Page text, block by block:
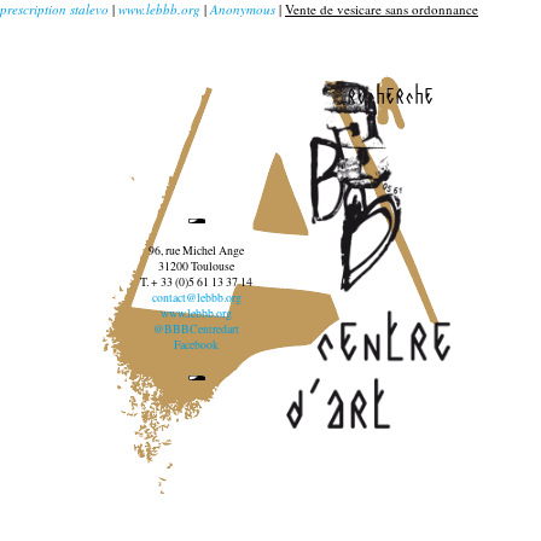
prescription stalevo | www.lebbb.org |Anonymous | Vente de vesicare sans ordonnance
recherche
96, rue Michel Ange
31200 Toulouse
T. + 33 (0)5 61 13 37 14
contact@lebbb.org
www.lebbb.org
@BBBCentredart
Facebook